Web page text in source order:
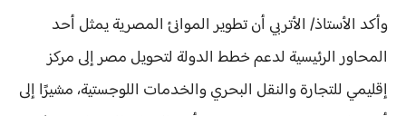
وأكد الأستاذ/ الأتربي أن تطوير الموانئ المصرية يمثل أحد
المحاور الرئيسية لدعم خطط الدولة لتحويل مصر إلى مركز
إقليمي للتجارة والنقل البحري والخدمات اللوجستية، مشيرًا إلى